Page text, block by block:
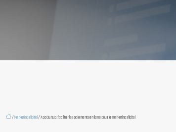
/Marketing digital/ App SumUp : faciliter les paiements en ligne pour le marketing digital